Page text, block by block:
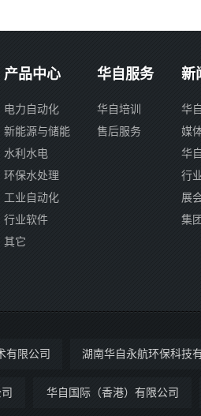
产品中心
电力自动化
新能源与储能
水利水电
环保水处理
工业自动化
行业软件
其它
华自服务
华自培训
售后服务
新
华
媒
华
行
展
集
有限公司 湖南华自永航环保科技
华自国际（香港）有限公司